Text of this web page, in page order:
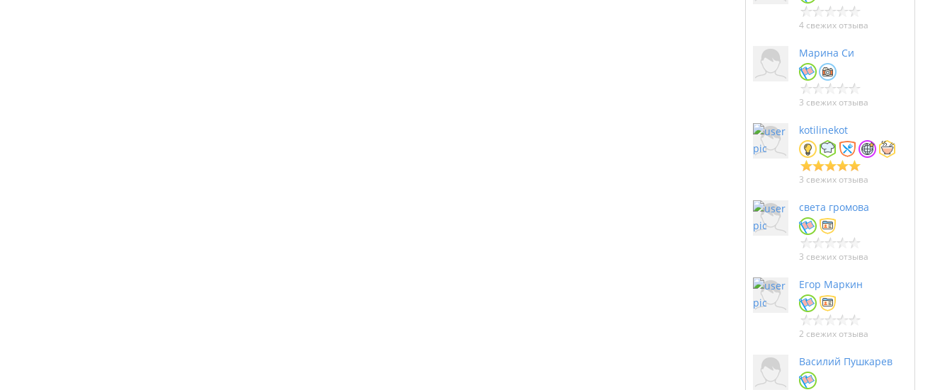
4 свежих отзыва
Марина Си
3 свежих отзыва
kotilinekot
3 свежих отзыва
света громова
3 свежих отзыва
Егор Маркин
2 свежих отзыва
Василий Пушкарев